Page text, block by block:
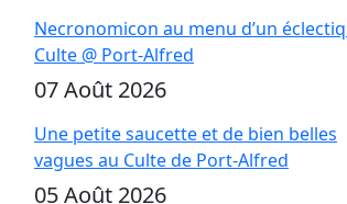
Necronomicon au menu d’un
Culte @ Port-Alfred
07 Août 2026
Une petite saucette et de bien belles
vagues au Culte de Port-Alfred
05 Août 2026